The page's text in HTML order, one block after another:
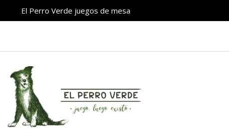
El Perro Verde juegos de mesa